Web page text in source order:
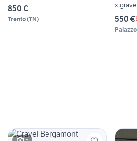
850 €
Trento(TN)
x
550 €